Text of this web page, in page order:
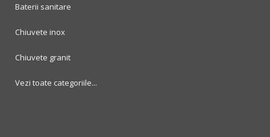
Baterii sanitare
Chiuvete inox
Chiuvete granit
Vezi toate categoriile...